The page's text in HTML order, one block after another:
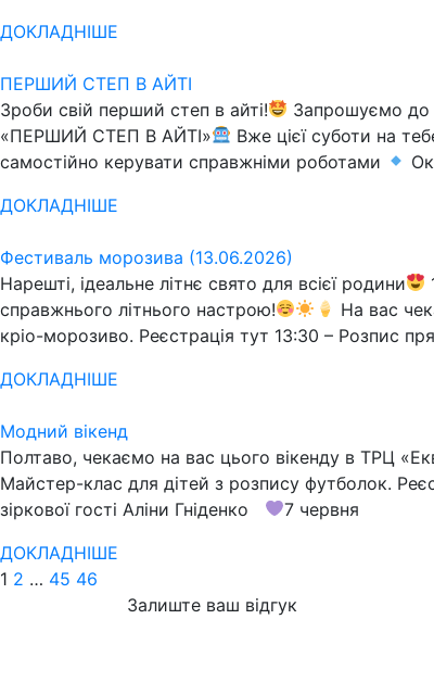
ДОКЛАДНІШЕ
ПЕРШИЙ СТЕП В АЙТІ
Зроби свій перший степ в айті!
Запрошуємо до
«ПЕРШИЙ СТЕП В АЙТІ»
Вже цієї суботи на
самостійно керувати справжніми роботами
ДОКЛАДНІШЕ
Фестиваль морозива (13.06.2026)
Нарешті, ідеальне літнє свято для всієї родини
справжнього літнього настрою!
На вас
кріо-морозиво. Реєстрація тут 13:30 – Розпис
ДОКЛАДНІШЕ
Модний вікенд
Полтаво, чекаємо на вас цього вікенду в ТРЦ
Майстер-клас для дітей з розпису футболок.
зіркової гості Аліни Гніденко
7 червня
ДОКЛАДНІШЕ
1 2 … 45 46
Залиште ваш відгук